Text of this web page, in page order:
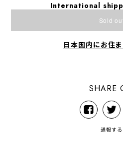
International
Sold
日本国内にお住
SHARE
通報する